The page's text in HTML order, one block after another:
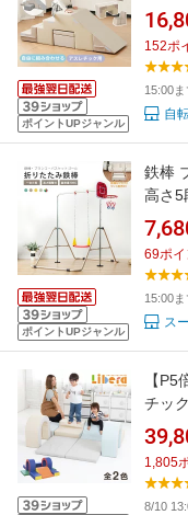
ポイントUPジャンル
機能
ン 布
キッ
152ポ
15:00
自
ポイントUPジャンル
鉄棒
高さ5
ニン
ズ 子
レゼ
69ポイ
15:00
ス
【
チッ
ック
遊具
コー
1,805
8/10